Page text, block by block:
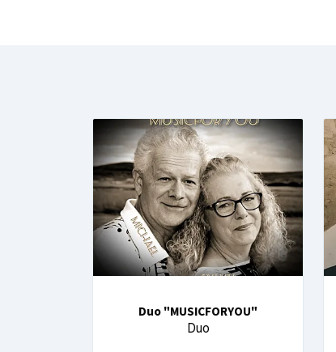
Duo "MUSICFORYOU"
Duo